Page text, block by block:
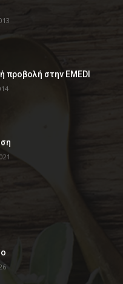
προβολή στην EMEDI